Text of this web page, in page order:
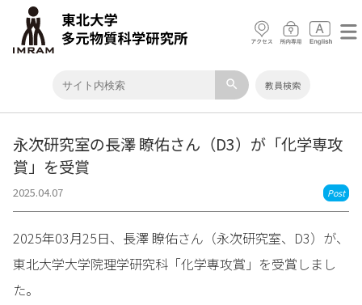
search 教員検索
永次研究室の長澤 瞭佑さん（D3）が「化学専攻
賞」を受賞
2025.04.07 Post
2025年03月25日、長澤 瞭佑さん（永次研究室、D3）が、
東北大学大学院理学研究科「化学専攻賞」を受賞しまし
た。